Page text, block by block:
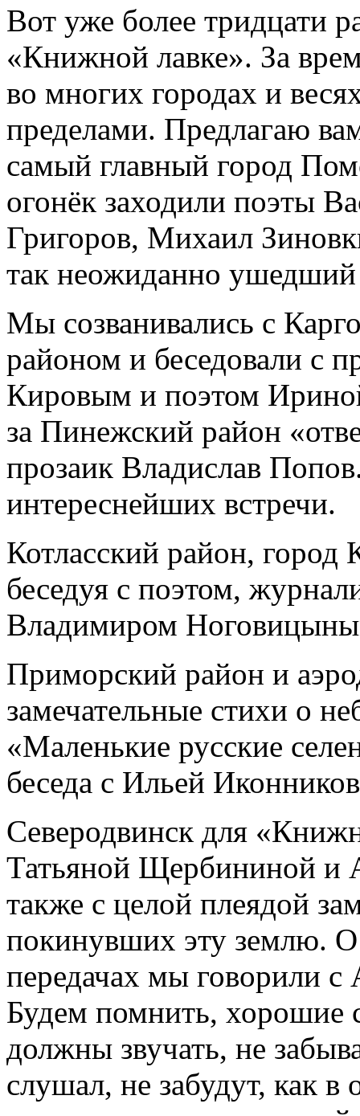
Вот уже более тридцати
«Книжной лавке». За
во многих городах и
пределами. Предлагаю
самый главный город
огонёк заходили поэты
Григоров, Михаил
так неожиданно ушедший
Мы созванивались с
районом и беседовали с
Кировым и поэтом
за Пинежский район
прозаик Владислав
интереснейших встречи.
Котласский район,
беседуя с поэтом,
Владимиром
Приморский район и
замечательные стихи о
«Маленькие русские
беседа с Ильей
Северодвинск для
Татьяной Щербининой и
также с целой плеядой
покинувших эту землю. О
передачах мы говорили
Будем помнить, хорошие
должны звучать, не
слушал, не забудут, как в